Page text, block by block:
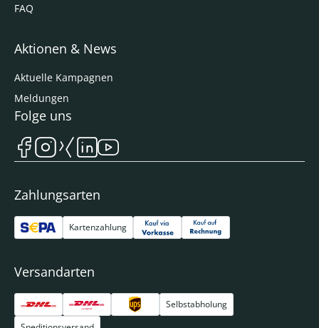
FAQ
Aktionen & News
Aktuelle Kampagnen
Meldungen
Zahlungsarten
Kartenzahlung
Versandarten
Selbstabholung
Folge uns